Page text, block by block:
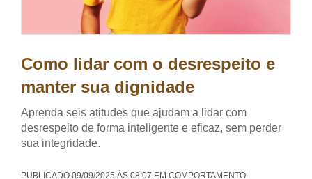
Como lidar com o desrespeito e
manter sua dignidade
Aprenda seis atitudes que ajudam a lidar com
desrespeito de forma inteligente e eficaz, sem perder
sua integridade.
PUBLICADO 09/09/2025 ÀS 08:07 EM COMPORTAMENTO